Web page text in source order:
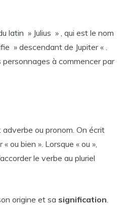
latin » Julius » , qui est le nom
» descendant de Jupiter « .
à commencer par
ou pronom. On écrit
ou bien ». Lorsque « ou »,
le verbe au pluriel
origine et sa signification.